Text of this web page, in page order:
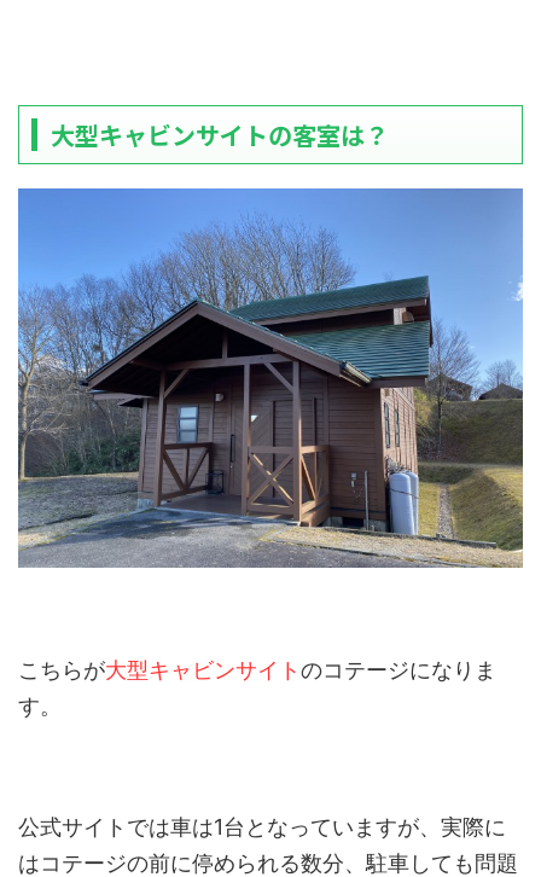
大型キャビンサイトの客室は？
こちらが大型キャビンサイトのコテージになりま
す。
公式サイトでは車は1台となっていますが、実際に
はコテージの前に停められる数分、駐車しても問題